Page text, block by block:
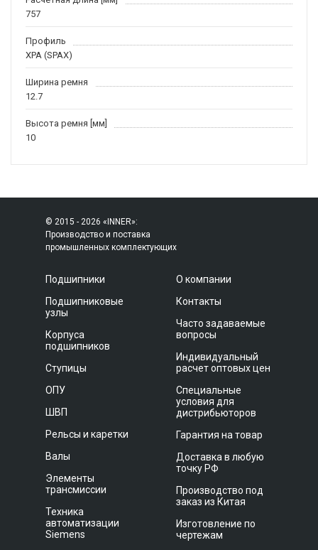
757
Профиль
XPA (SPAX)
Ширина ремня
12.7
Высота ремня [мм]
10
© 2015 - 2026 «INNER»:
Производство и поставка
промышленных комплектующих
Подшипники
Подшипниковые
узлы
Корпуса
подшипников
Ступицы
ОПУ
ШВП
Рельсы и каретки
Валы
Элементы
трансмиссии
Техника
автоматизации
Siemens
О компании
Контакты
Часто задаваемые
вопросы
Индивидуальный
расчет оптовых цен
Специальные
условия для
дистрибьюторов
Гарантия на товар
Доставка в любую
точку РФ
Производство под
заказ из Китая
Изготовление по
чертежам